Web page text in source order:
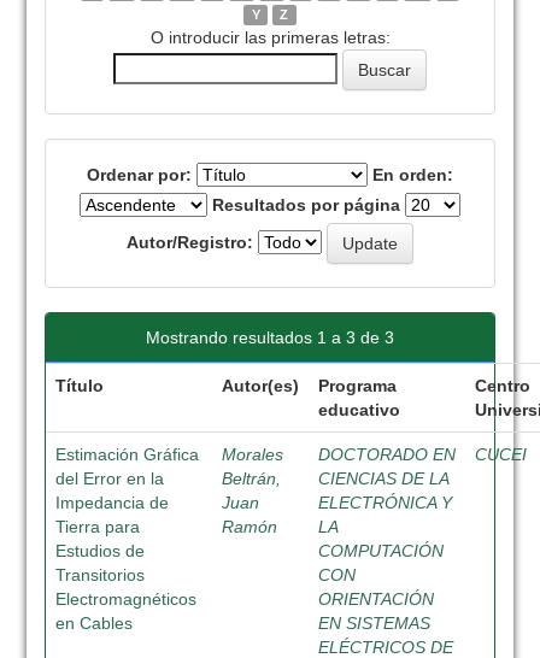
Y
Z
O introducir las primeras letras:
Ordenar por:
En orden:
Resultados por página
Autor/Registro:
Mostrando resultados 1 a 3 de 3
Título Autor(es)
Programa
educativo
Centro
Estimación Gráfica
del Error en la
Impedancia de
Tierra para
Estudios de
Transitorios
Electromagnéticos
en Cables
Morales
Beltrán,
Juan
Ramón
DOCTORADO EN
CIENCIAS DE LA
ELECTRÓNICA Y
LA
COMPUTACIÓN
CON
ORIENTACIÓN
EN SISTEMAS
ELÉCTRICOS DE
CUCEI